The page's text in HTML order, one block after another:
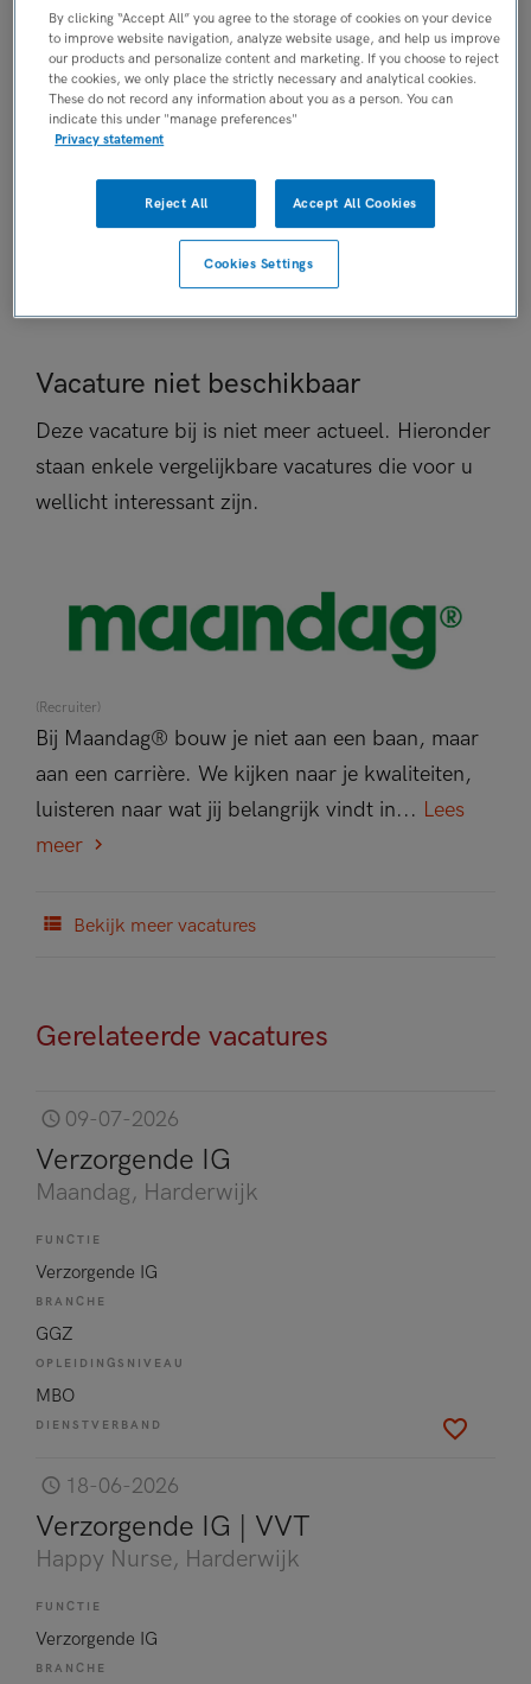
Niet nader bepaald
PLAATSINGSDATUM
28 oktober 2025
NIVEAU
MBO
ERVARING
Niet nader bepaald
Vacature niet beschikbaar
Deze vacature bij is niet meer actueel. Hieronder
staan enkele vergelijkbare vacatures die voor u
wellicht interessant zijn.
(Recruiter)
Bij Maandag® bouw je niet aan een baan, maar
aan een carrière. We kijken naar je kwaliteiten,
luisteren naar wat jij belangrijk vindt in... Lees
meer
Bekijk meer vacatures
Gerelateerde vacatures
09-07-2026
Verzorgende IG
Maandag, Harderwijk
FUNCTIE
Verzorgende IG
BRANCHE
GGZ
OPLEIDINGSNIVEAU
MBO
DIENSTVERBAND
18-06-2026
Verzorgende IG | VVT
Happy Nurse, Harderwijk
FUNCTIE
Verzorgende IG
BRANCHE
By clicking “Accept All” you agree to the storage of cookies on your device
to improve website navigation, analyze website usage, and help us improve
our products and personalize content and marketing. If you choose to reject
the cookies, we only place the strictly necessary and analytical cookies.
These do not record any information about you as a person. You can
indicate this under "manage preferences"
Privacy statement
Reject All Accept All Cookies
Cookies Settings